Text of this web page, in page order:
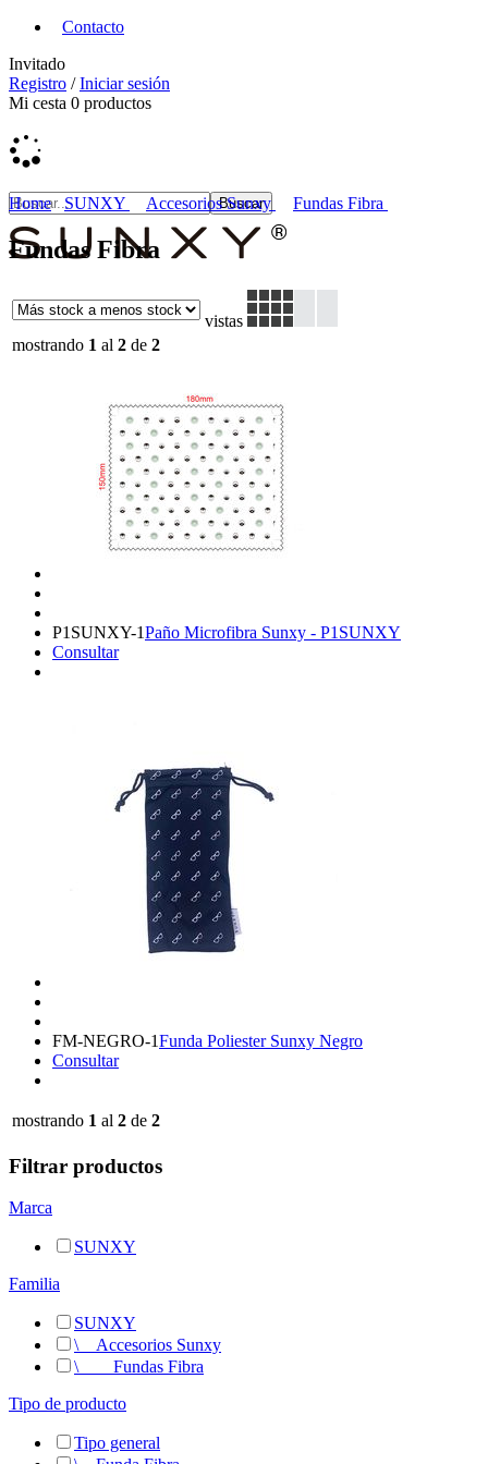
Contacto
Invitado
Registro /Iniciar sesión
Mi cesta 0 productos
Home SUNXY Accesorios Sunxy Fundas Fibra
Fundas Fibra
vistas
mostrando 1 al 2 de 2
P1SUNXY-1Paño Microfibra Sunxy - P1SUNXY
Consultar
FM-NEGRO-1Funda Poliester Sunxy Negro
Consultar
mostrando 1 al 2 de 2
Filtrar productos
Marca
SUNXY
Familia
SUNXY
\
Accesorios Sunxy
\
Fundas Fibra
Tipo de producto
Tipo general